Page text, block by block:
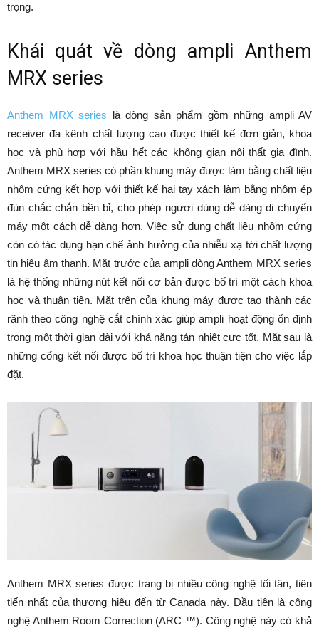
trọng.
Khái quát về dòng ampli Anthem
MRX series
Anthem MRX series là dòng sản phẩm gồm những ampli AV
receiver đa kênh chất lượng cao được thiết kế đơn giản, khoa
học và phù hợp với hầu hết các không gian nội thất gia đình.
Anthem MRX series có phần khung máy được làm bằng chất liệu
nhôm cứng kết hợp với thiết kế hai tay xách làm bằng nhôm ép
đùn chắc chắn bền bỉ, cho phép ngươi dùng dễ dàng di chuyển
máy một cách dễ dàng hơn. Việc sử dụng chất liệu nhôm cứng
còn có tác dụng hạn chế ảnh hưởng của nhiễu xạ tới chất lượng
tin hiệu âm thanh. Mặt trước của ampli dòng Anthem MRX series
là hệ thống những nút kết nối cơ bản được bố trí một cách khoa
học và thuận tiện. Mặt trên của khung máy được tạo thành các
rãnh theo công nghệ cắt chính xác giúp ampli hoạt động ổn định
trong một thời gian dài với khả năng tản nhiệt cực tốt. Mặt sau là
những cổng kết nối được bố trí khoa học thuận tiện cho việc lắp
đặt.
Anthem MRX series được trang bị nhiều công nghệ tối tân, tiên
tiến nhất của thương hiệu đến từ Canada này. Dầu tiên là công
nghệ Anthem Room Correction (ARC ™). Công nghệ này có khả